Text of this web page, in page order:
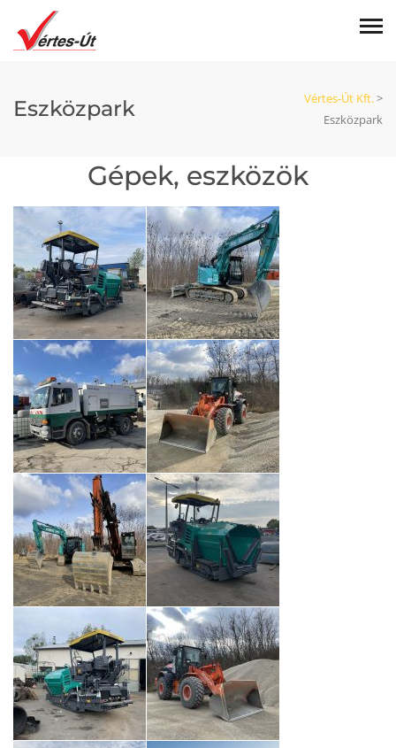
Eszközpark Vértes-Út Kft.>
Eszközpark
Gépek, eszközök